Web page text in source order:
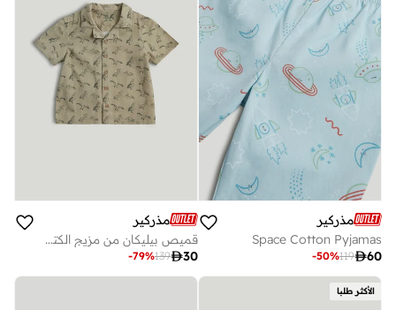
مذركير
Space Cotton Pyjamas
60
119
-50%
مذركير
قميص بيليكان من مزيج الكتان
30
139
-79%
الأكثر طلبا